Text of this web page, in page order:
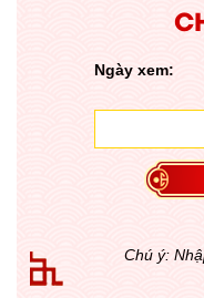
Ngày xem:
Chú ý: